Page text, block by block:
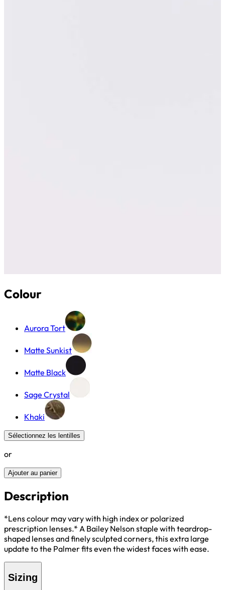
Colour
Aurora Tort
Matte Sunkist
Matte Black
Sage Crystal
Khaki
Sélectionnez les lentilles
or
Ajouter au panier
Description
*Lens colour may vary with high index or polarized
prescription lenses.* A Bailey Nelson staple with teardrop-
shaped lenses and finely sculpted corners, this extra large
update to the Palmer fits even the widest faces with ease.
Sizing